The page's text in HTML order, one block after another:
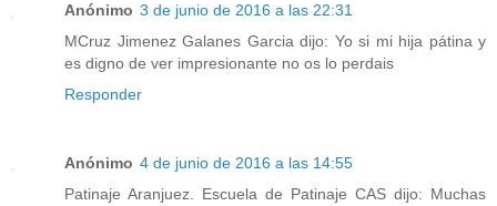
Anónimo 3 de junio de 2016 a las 22:31
MCruz Jimenez Galanes Garcia dijo: Yo si mi hija pátina y
es digno de ver impresionante no os lo perdais
Responder
Anónimo 4 de junio de 2016 a las 14:55
Patinaje Aranjuez. Escuela de Patinaje CAS dijo: Muchas